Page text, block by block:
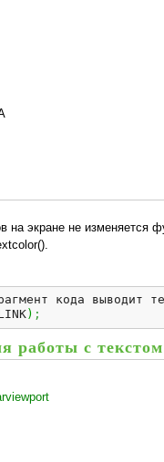
на экране не изменяется
кода выводит
) ;
работы с